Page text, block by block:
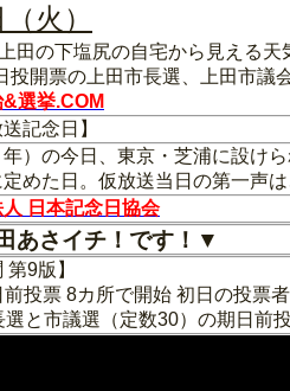
火）
田の下塩尻の自宅から見える天
投開票の上田市長選、上田市議
&選挙.COM
記念日】
）の今日、東京・芝浦に設け
めた日。仮放送当日の第一声
人 日本記念日協会
あさイチ！です！▼
9版】
投票 8カ所で開始 初日の投票
と市議選（定数30）の期日前